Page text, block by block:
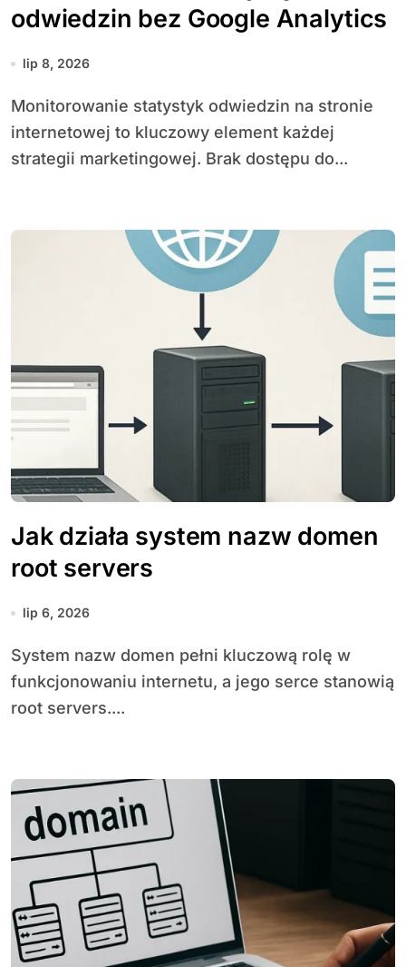
odwiedzin bez Google Analytics
lip 8, 2026
Monitorowanie statystyk odwiedzin na stronie
internetowej to kluczowy element każdej
strategii marketingowej. Brak dostępu do...
Jak działa system nazw domen
root servers
lip 6, 2026
System nazw domen pełni kluczową rolę w
funkcjonowaniu internetu, a jego serce stanowią
root servers....